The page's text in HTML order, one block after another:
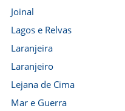
Joinal
Lagos e Relvas
Laranjeira
Laranjeiro
Lejana de Cima
Mar e Guerra